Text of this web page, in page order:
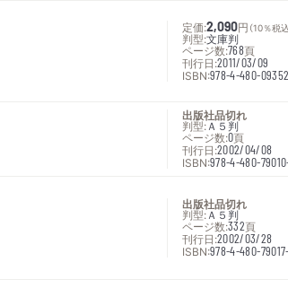
定価:2,090円 （10％税込
判型:文庫判
ページ数:768頁
刊行日:2011/03/09
ISBN:978-4-480-
出版社品切れ
判型: Ａ５判
ページ数:0頁
刊行日:2002/04/08
ISBN:978-4-480-
出版社品切れ
判型: Ａ５判
ページ数:332頁
刊行日:2002/03/28
ISBN:978-4-480-